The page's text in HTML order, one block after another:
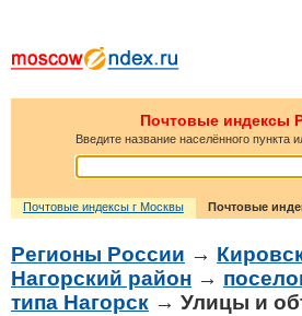
Почтовые индексы
Введите название населённого пункта
Почтовые индексы г Москвы Почтовые
Регионы России →
Нагорский район →
типа Нагорск → Улицы и